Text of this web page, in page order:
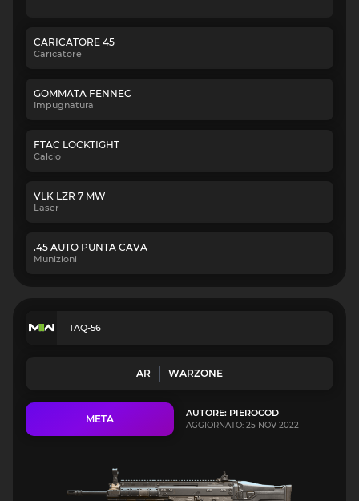
CARICATORE 45
Caricatore
GOMMATA FENNEC
Impugnatura
FTAC LOCKTIGHT
Calcio
VLK LZR 7 MW
Laser
.45 AUTO PUNTA CAVA
Munizioni
TAQ-56
AR WARZONE
META AUTORE: PIEROCOD
AGGIORNATO: 25 NOV 2022